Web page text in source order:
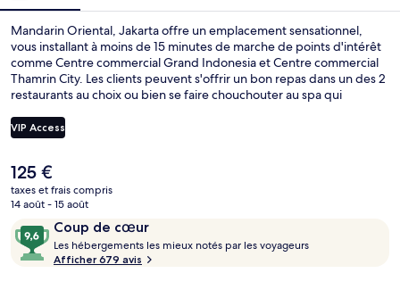
Mandarin Oriental, Jakarta offre un emplacement sensationnel,
vous installant à moins de 15 minutes de marche de points d'intérêt
comme Centre commercial Grand Indonesia et Centre commercial
Thamrin City. Les clients peuvent s'offrir un bon repas dans un des 2
restaurants au choix ou bien se faire chouchouter au spa qui
d'aromathérapie. Cet hôtel de luxe abrite en outre une piscine
extérieure, un bar en bord de piscine et un centre de remise en
remportent un vif succès auprès des autres voyageurs. Les
transports publics se situent à une courte distance à pied : Station
de MRT Dukuh Atas est à 7 min et Station de MRT Bundaran HI, à 11
min.
VIP Access
Le
prix
actuel
de
125 €.
125 €
taxes et frais compris
14 août - 15 août
Avis
voyageurs
Coup de cœur
9,6
sur
10,
Les hébergements les mieux notés par les voyageurs
Afficher 679 avis